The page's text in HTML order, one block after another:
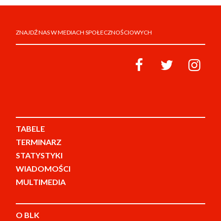
ZNAJDŹ NAS W MEDIACH SPOŁECZNOŚCIOWYCH
TABELE
TERMINARZ
STATYSTYKI
WIADOMOŚCI
MULTIMEDIA
O BLK